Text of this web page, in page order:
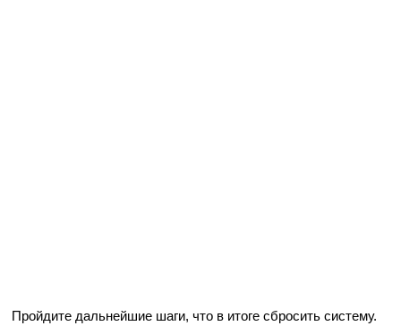
Пройдите дальнейшие шаги, что в итоге сбросить систему.